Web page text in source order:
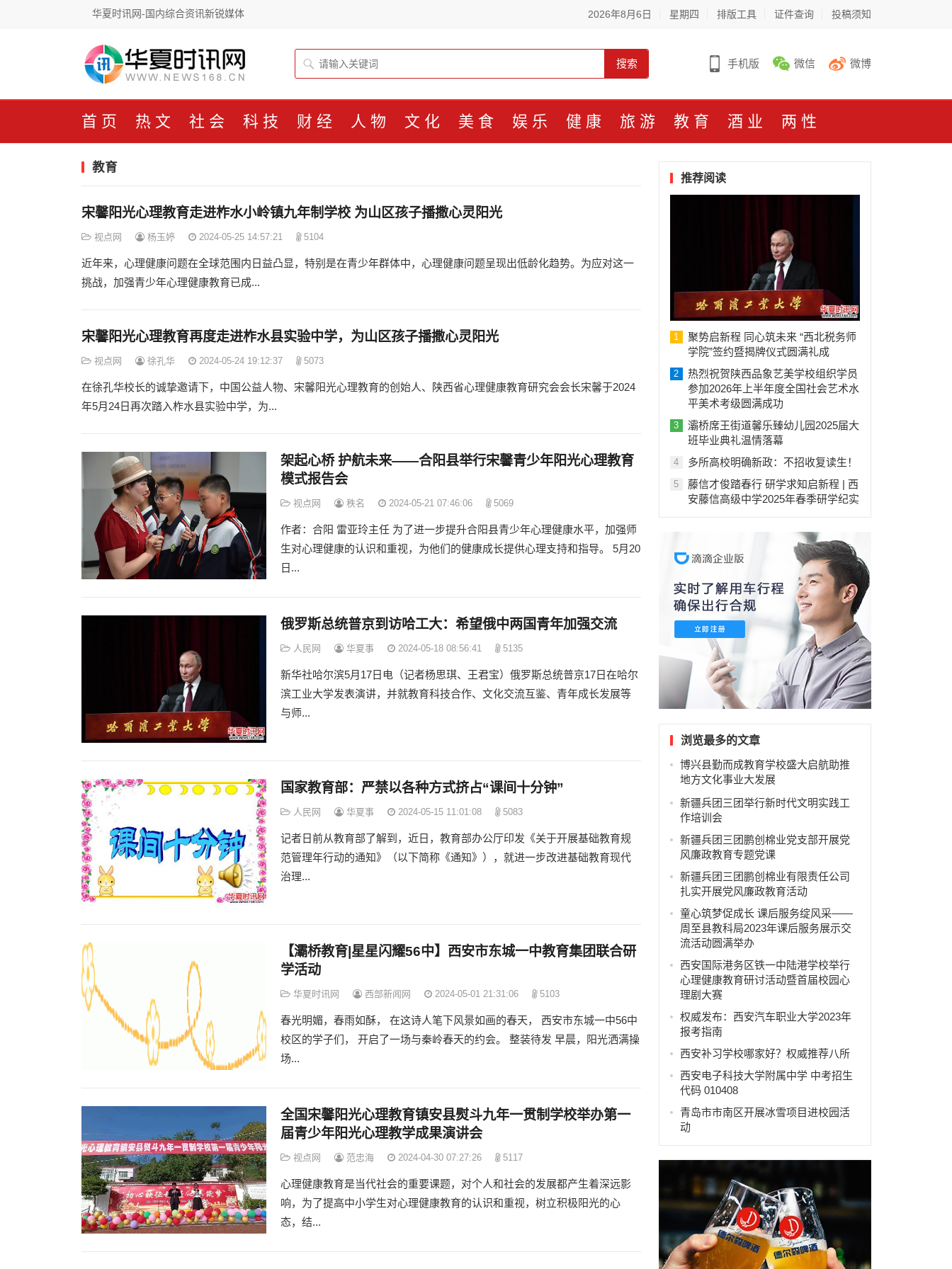
华夏时讯网-国内综合资讯新锐媒体 2026年8月6日 星期四 排版工具 证件查询 投稿须知
搜索 手机版 微信 微博
首页 热文 社会 科技 财经 人物 文化 美食 娱乐 健康 旅游 教育 酒业 两性
教育
宋馨阳光心理教育走进柞水小岭镇九年制学校 为山区孩子播撒心灵阳光
视点网 杨玉婷 2024-05-25 14:57:21 5104
近年来，心理健康问题在全球范围内日益凸显，特别是在青少年群体中，心理健康问题呈现出低龄化趋势。为应对这一
挑战，加强青少年心理健康教育已成...
宋馨阳光心理教育再度走进柞水县实验中学，为山区孩子播撒心灵阳光
视点网 徐孔华 2024-05-24 19:12:37 5073
在徐孔华校长的诚挚邀请下，中国公益人物、宋馨阳光心理教育的创始人、陕西省心理健康教育研究会会长宋馨于2024
年5月24日再次踏入柞水县实验中学，为...
架起心桥 护航未来——合阳县举行宋馨青少年阳光心理教育
模式报告会
视点网 秩名 2024-05-21 07:46:06 5069
作者：合阳 雷亚玲主任 为了进一步提升合阳县青少年心理健康水平，加强师
生对心理健康的认识和重视，为他们的健康成长提供心理支持和指导。 5月20
日...
俄罗斯总统普京到访哈工大：希望俄中两国青年加强交流
人民网 华夏事 2024-05-18 08:56:41 5135
新华社哈尔滨5月17日电（记者杨思琪、王君宝）俄罗斯总统普京17日在哈尔
滨工业大学发表演讲，并就教育科技合作、文化交流互鉴、青年成长发展等
与师...
国家教育部：严禁以各种方式挤占“课间十分钟”
人民网 华夏事 2024-05-15 11:01:08 5083
记者日前从教育部了解到，近日，教育部办公厅印发《关于开展基础教育规
范管理年行动的通知》（以下简称《通知》），就进一步改进基础教育现代
治理...
【灞桥教育|星星闪耀56中】西安市东城一中教育集团联合研
学活动
华夏时讯网 西部新闻网 2024-05-01 21:31:06 5103
春光明媚，春雨如酥， 在这诗人笔下风景如画的春天， 西安市东城一中56中
校区的学子们， 开启了一场与秦岭春天的约会。 整装待发 早晨，阳光洒满操
场...
全国宋馨阳光心理教育镇安县熨斗九年一贯制学校举办第一
届青少年阳光心理教学成果演讲会
视点网 范忠海 2024-04-30 07:27:26 5117
心理健康教育是当代社会的重要课题，对个人和社会的发展都产生着深远影
响，为了提高中小学生对心理健康教育的认识和重视，树立积极阳光的心
态，结...
推荐阅读
1
聚势启新程 同心筑未来 “西北税务师
学院”签约暨揭牌仪式圆满礼成
2
热烈祝贺陕西品象艺美学校组织学员
参加2026年上半年度全国社会艺术水
平美术考级圆满成功
3
灞桥席王街道馨乐臻幼儿园2025届大
班毕业典礼温情落幕
4 多所高校明确新政：不招收复读生！
5
藤信才俊踏春行 研学求知启新程 | 西
安藤信高级中学2025年春季研学纪实
浏览最多的文章
博兴县勤而成教育学校盛大启航助推
地方文化事业大发展
新疆兵团三团举行新时代文明实践工
作培训会
新疆兵团三团鹏创棉业党支部开展党
风廉政教育专题党课
新疆兵团三团鹏创棉业有限责任公司
扎实开展党风廉政教育活动
童心筑梦促成长 课后服务绽风采——
周至县教科局2023年课后服务展示交
流活动圆满举办
西安国际港务区铁一中陆港学校举行
心理健康教育研讨活动暨首届校园心
理剧大赛
权威发布：西安汽车职业大学2023年
报考指南
西安补习学校哪家好？权威推荐八所
西安电子科技大学附属中学 中考招生
代码 010408
青岛市市南区开展冰雪项目进校园活
动